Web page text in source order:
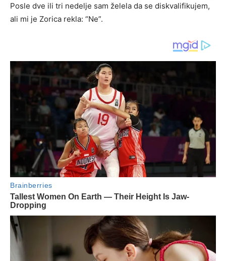
Posle dve ili tri nedelje sam želela da se diskvalifikujem,
ali mi je Zorica rekla: “Ne”.